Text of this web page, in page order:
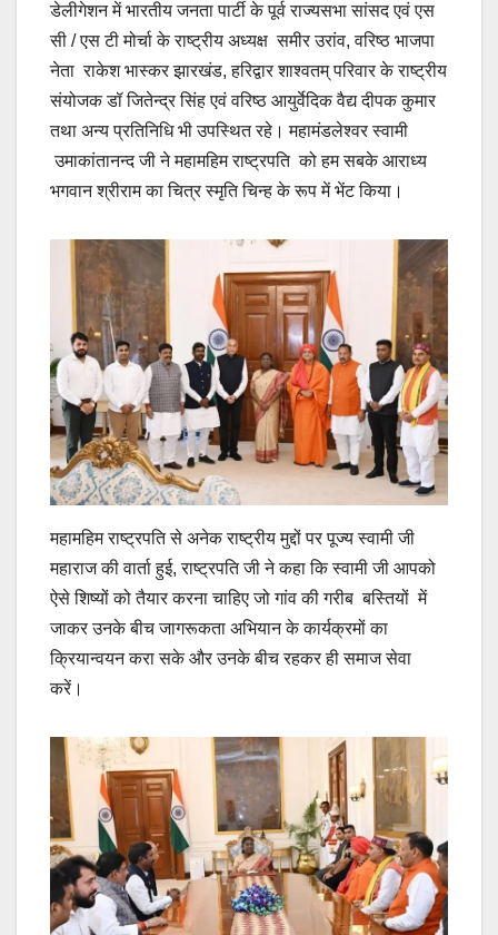
डेलीगेशन में भारतीय जनता पार्टी के पूर्व राज्यसभा सांसद एवं एस
सी / एस टी मोर्चा के राष्ट्रीय अध्यक्ष समीर उरांव, वरिष्ठ भाजपा
नेता राकेश भास्कर झारखंड, हरिद्वार शाश्वतम् परिवार के राष्ट्रीय
संयोजक डॉ जितेन्द्र सिंह एवं वरिष्ठ आयुर्वेदिक वैद्य दीपक कुमार
तथा अन्य प्रतिनिधि भी उपस्थित रहे। महामंडलेश्वर स्वामी
उमाकांतानन्द जी ने महामहिम राष्ट्रपति को हम सबके आराध्य
भगवान श्रीराम का चित्र स्मृति चिन्ह के रूप में भेंट किया।
महामहिम राष्ट्रपति से अनेक राष्ट्रीय मुद्दों पर पूज्य स्वामी जी
महाराज की वार्ता हुई, राष्ट्रपति जी ने कहा कि स्वामी जी आपको
ऐसे शिष्यों को तैयार करना चाहिए जो गांव की गरीब बस्तियों में
जाकर उनके बीच जागरूकता अभियान के कार्यक्रमों का
क्रियान्वयन करा सके और उनके बीच रहकर ही समाज सेवा
करें।